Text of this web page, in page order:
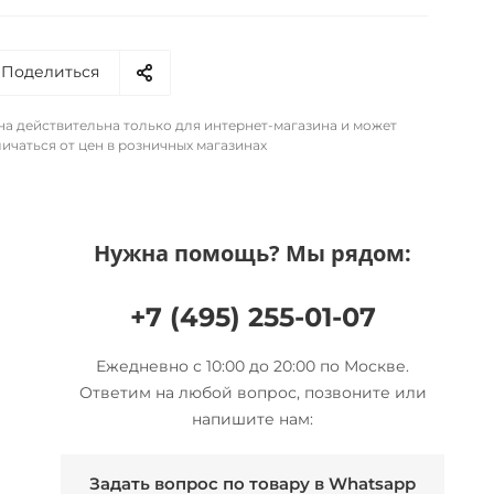
Поделиться
действительна только для интернет-магазина и может
от цен в розничных магазинах
Нужна помощь? Мы рядом:
+7 (495) 255-01-07
Ежедневно с 10:00 до 20:00 по Москве.
Ответим на любой вопрос, позвоните или
напишите нам:
Задать вопрос по товару в Whatsapp